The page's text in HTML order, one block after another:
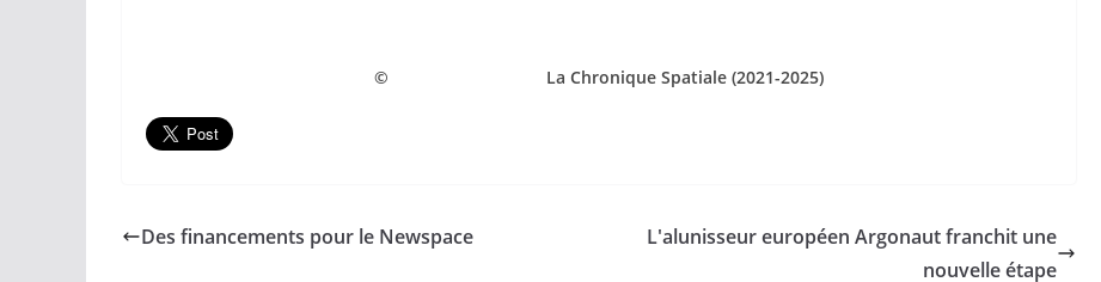
© La Chronique Spatiale (2021-2025)
Des financements pour le Newspace
L'alunisseur européen Argonaut franchit une
nouvelle étape